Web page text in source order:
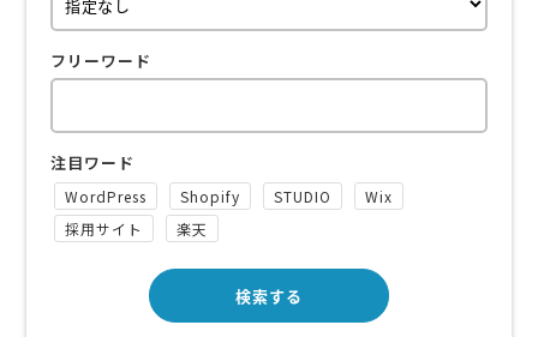
フリーワード
注目ワード
WordPress Shopify STUDIO
Wix
採用サイト
楽天